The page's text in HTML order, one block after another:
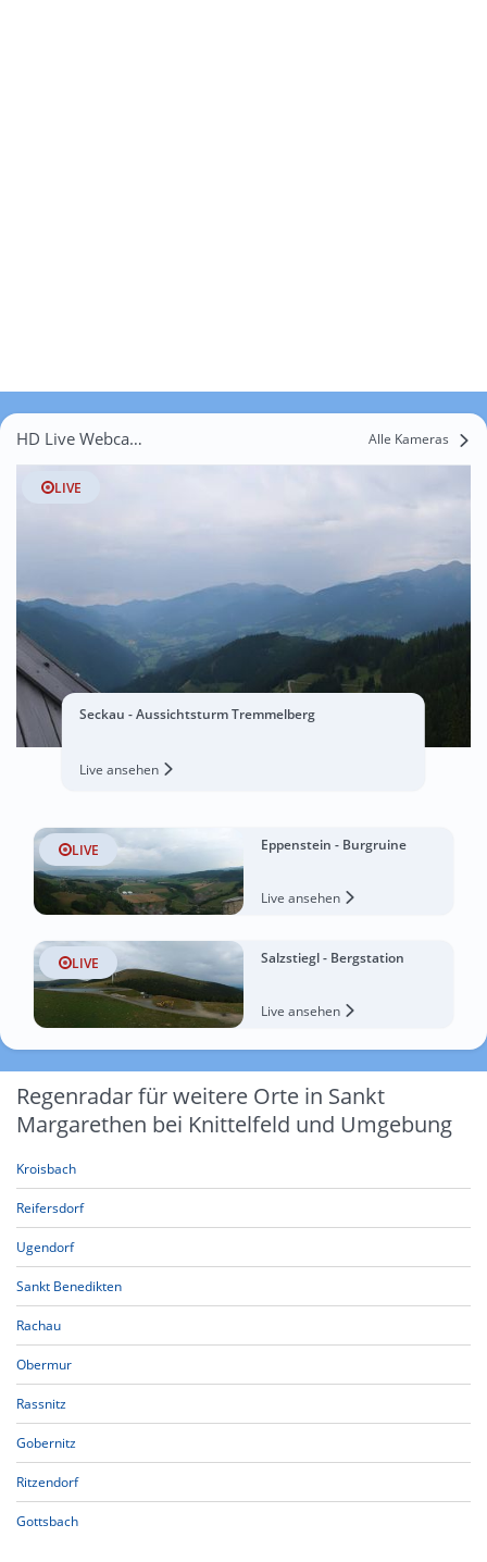
HD Live Webcams Sankt Margarethen bei Knittelfeld Alle Kameras
LIVE
Seckau - Aussichtsturm Tremmelberg
Live ansehen
LIVE Eppenstein - Burgruine
Live ansehen
LIVE Salzstiegl - Bergstation
Live ansehen
Regenradar für weitere Orte in Sankt
Margarethen bei Knittelfeld und Umgebung
Kroisbach
Reifersdorf
Ugendorf
Sankt Benedikten
Rachau
Obermur
Rassnitz
Gobernitz
Ritzendorf
Gottsbach